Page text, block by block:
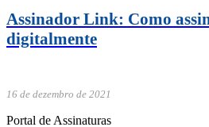
Assinador Link: Como
digitalmente
16 de dezembro de 2021
Portal de Assinaturas